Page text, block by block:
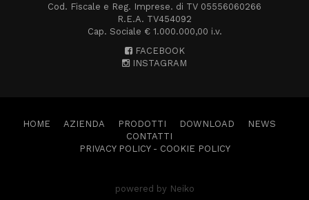
Cod. Fiscale e Reg. Imprese. di TV 05556060266
R.E.A. TV454092
Cap. Sociale € 1.000.000,00 i.v.
FACEBOOK
INSTAGRAM
HOME AZIENDA PRODOTTI DOWNLOAD
NEWS
CONTATTI
PRIVACY POLICY- COOKIE POLICY
powered by Neiko